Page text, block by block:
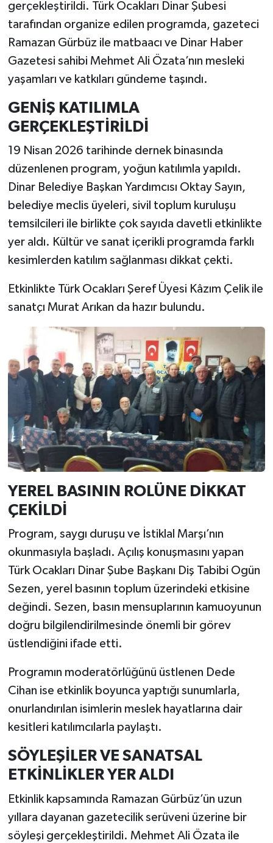
gerçekleştirildi. Türk Ocakları Dinar Şubesi
tarafından organize edilen programda, gazeteci
Ramazan Gürbüz ile matbaacı ve Dinar Haber
Gazetesi sahibi Mehmet Ali Özata’nın mesleki
yaşamları ve katkıları gündeme taşındı.
GENİŞ KATILIMLA
GERÇEKLEŞTİRİLDİ
19 Nisan 2026 tarihinde dernek binasında
düzenlenen program, yoğun katılımla yapıldı.
Dinar Belediye Başkan Yardımcısı Oktay Sayın,
belediye meclis üyeleri, sivil toplum kuruluşu
temsilcileri ile birlikte çok sayıda davetli etkinlikte
yer aldı. Kültür ve sanat içerikli programda farklı
kesimlerden katılım sağlanması dikkat çekti.
Etkinlikte Türk Ocakları Şeref Üyesi Kâzım Çelik ile
sanatçı Murat Arıkan da hazır bulundu.
YEREL BASININ ROLÜNE DİKKAT
ÇEKİLDİ
Program, saygı duruşu ve İstiklal Marşı’nın
okunmasıyla başladı. Açılış konuşmasını yapan
Türk Ocakları Dinar Şube Başkanı Diş Tabibi Ogün
Sezen, yerel basının toplum üzerindeki etkisine
değindi. Sezen, basın mensuplarının kamuoyunun
doğru bilgilendirilmesinde önemli bir görev
üstlendiğini ifade etti.
Programın moderatörlüğünü üstlenen Dede
Cihan ise etkinlik boyunca yaptığı sunumlarla,
onurlandırılan isimlerin meslek hayatlarına dair
kesitleri katılımcılarla paylaştı.
SÖYLEŞİLER VE SANATSAL
ETKİNLİKLER YER ALDI
Etkinlik kapsamında Ramazan Gürbüz’ün uzun
yıllara dayanan gazetecilik serüveni üzerine bir
söyleşi gerçekleştirildi. Mehmet Ali Özata ile